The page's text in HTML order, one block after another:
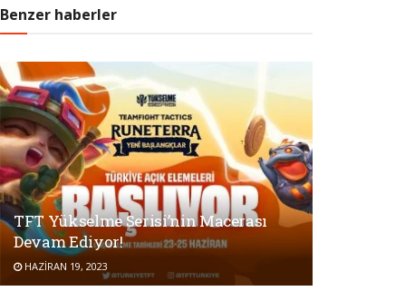
Benzer haberler
TFT Yükselme Serisi’nin Macerası
Devam Ediyor!
HAZIRAN 19, 2023